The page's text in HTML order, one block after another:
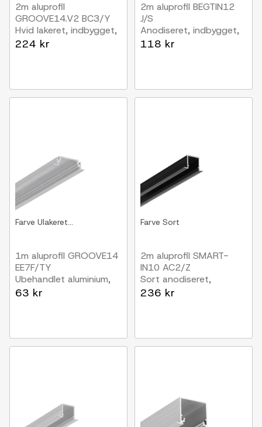
2m aluprofil
GROOVE14.V2 BC3/Y
Hvid lakeret, indbygget,
LED skinne
224 kr
2m aluprofil BEGTIN12
J/S
Anodiseret, indbygget,
LED skinne
118 kr
Farve Ulakeret...
1m aluprofil GROOVE14
EE7F/TY
Ubehandlet aluminium,
indbygget, LED skinne
63 kr
Farve Sort
2m aluprofil SMART-
IN10 AC2/Z
Sort anodiseret,
indbygget, LED skinne
236 kr